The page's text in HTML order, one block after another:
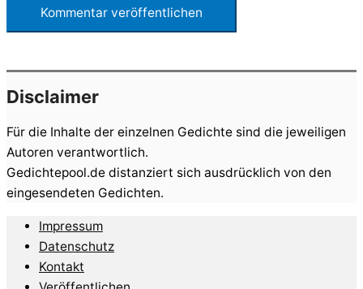
Disclaimer
Für die Inhalte der einzelnen Gedichte sind die jeweiligen
Autoren verantwortlich.
Gedichtepool.de distanziert sich ausdrücklich von den
eingesendeten Gedichten.
Impressum
Datenschutz
Kontakt